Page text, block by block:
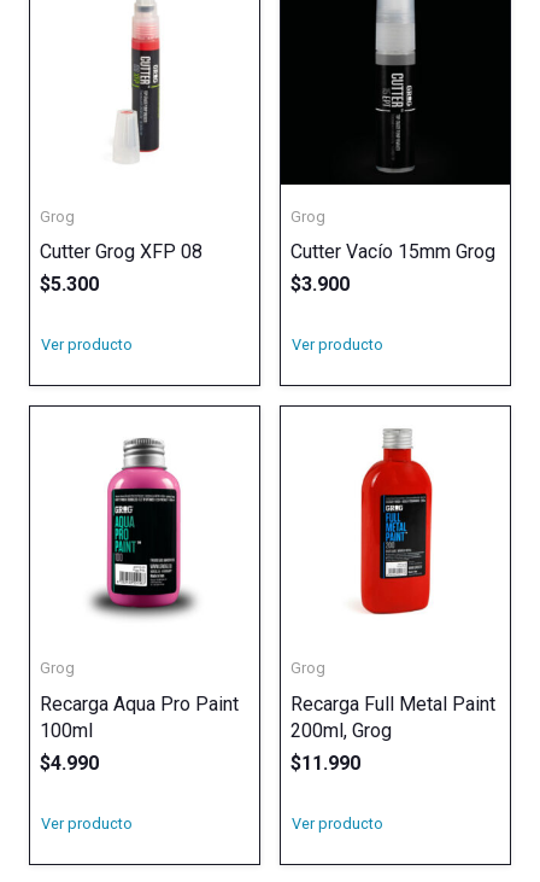
Grog
Cutter Grog XFP 08
$5.300
Ver producto
Grog
Cutter Vacío 15mm Grog
$3.900
Ver producto
Grog
Recarga Aqua Pro Paint
100ml
$4.990
Ver producto
Grog
Recarga Full Metal Paint
200ml, Grog
$11.990
Ver producto